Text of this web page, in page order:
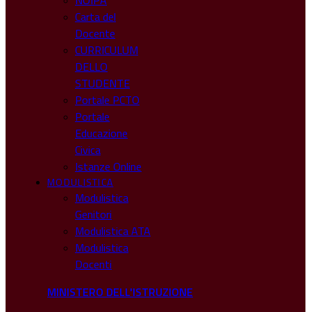
Carta del
Docente
CURRICULUM
DELLO
STUDENTE
Portale PCTO
Portale
Educazione
Civica
Istanze Online
MODULISTICA
Modulistica
Genitori
Modulistica ATA
Modulistica
Docenti
MINISTERO DELL'ISTRUZIONE